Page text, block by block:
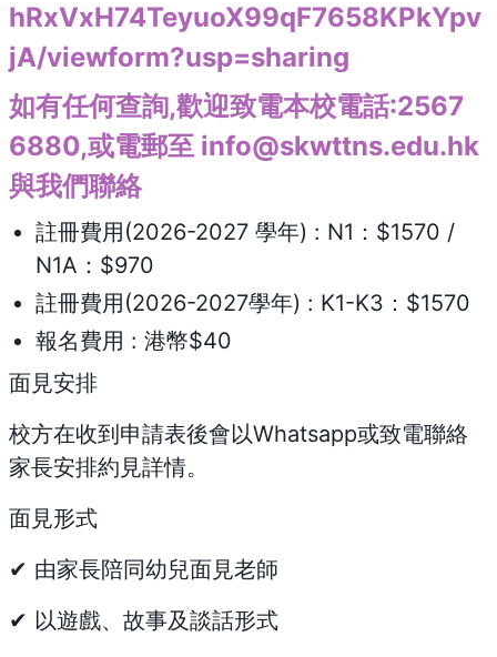
hRxVxH74TeyuoX99qF7658KPkYpv
jA/viewform?usp=sharing
如有任何查詢,歡迎致電本校電話:2567
6880,或電郵至 info@skwttns.edu.hk
與我們聯絡
註冊費用(2026-2027 學年) : N1：$1570 /
N1A：$970
註冊費用(2026-2027學年) : K1-K3：$1570
報名費用 : 港幣$40
面見安排
校方在收到申請表後會以Whatsapp或致電聯絡
家長安排約見詳情。
面見形式
✔ 由家長陪同幼兒面見老師
✔ 以遊戲、故事及談話形式